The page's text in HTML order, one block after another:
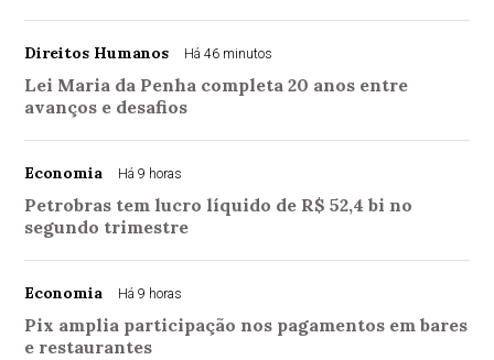
Direitos Humanos Há 46 minutos
Lei Maria da Penha completa 20 anos entre
avanços e desafios
Economia Há 9 horas
Petrobras tem lucro líquido de R$ 52,4 bi no
segundo trimestre
Economia Há 9 horas
Pix amplia participação nos pagamentos em bares
e restaurantes